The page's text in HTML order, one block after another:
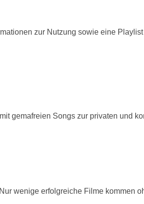
zur Nutzung sowie eine
gemafreien Songs zur privaten und
wenige erfolgreiche Filme kommen